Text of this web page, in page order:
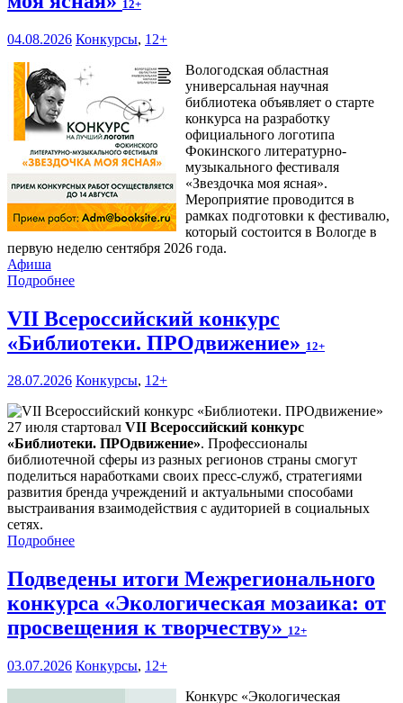
12+
04.08.2026 Конкурсы, 12+
Вологодская областная
универсальная научная
библиотека объявляет о старте
конкурса на разработку
официального логотипа
Фокинского литературно-
музыкального фестиваля
«Звездочка моя ясная».
Мероприятие проводится в
рамках подготовки к фестивалю,
который состоится в Вологде в
первую неделю сентября 2026 года.
Афиша
Подробнее
VII Всероссийский конкурс
«Библиотеки. ПРОдвижение» 12+
28.07.2026 Конкурсы, 12+
27 июля стартовал VII Всероссийский конкурс
«Библиотеки. ПРОдвижение». Профессионалы
библиотечной сферы из разных регионов страны смогут
поделиться наработками своих пресс-служб, стратегиями
развития бренда учреждений и актуальными способами
выстраивания взаимодействия с аудиторией в социальных
сетях.
Подробнее
Подведены итоги Межрегионального
конкурса «Экологическая мозаика: от
просвещения к творчеству» 12+
03.07.2026 Конкурсы, 12+
Конкурс «Экологическая